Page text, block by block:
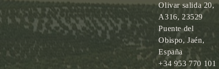
Olivar salida 20,
A316, 23529
Puente del
Obispo, Jaén,
España
+34 953 770 101